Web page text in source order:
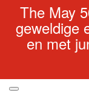
The May
geweldige
en met